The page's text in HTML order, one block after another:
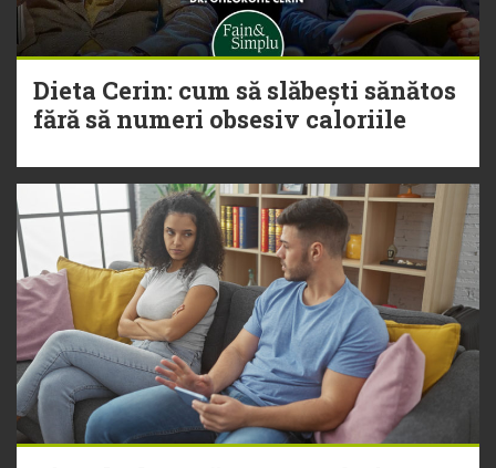
Dieta Cerin: cum să slăbești sănătos
fără să numeri obsesiv caloriile